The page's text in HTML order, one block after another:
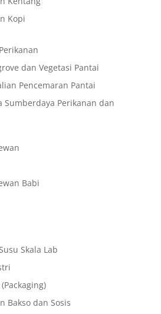
Kopi
dan Vegetasi Pantai
Pencemaran Pantai
Sumberdaya Perikanan dan
Babi
Skala Lab
Bakso dan Sosis